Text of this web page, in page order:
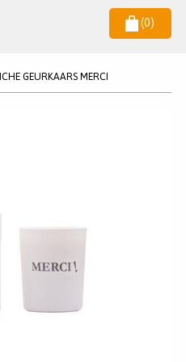
(0)
GEURKAARS MERCI